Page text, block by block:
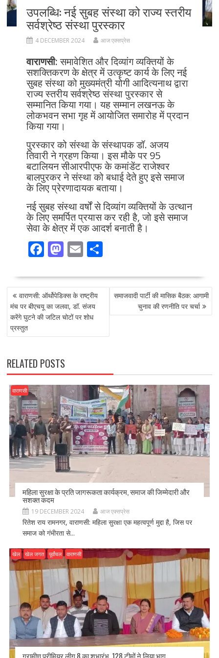
उपलब्धि: नई सुबह संस्था को राज्य स्तरीय
सर्वश्रेष्ठ संस्था पुरस्कार
4 DECEMBER 2024 आज एक्सप्रेस
वाराणसी:समावेशित और दिव्यांग व्यक्तियों के
सशक्तिकरण के क्षेत्र में उत्कृष्ट कार्य के लिए नई
सुबह संस्था को मुख्यमंत्री योगी आदित्यनाथ द्वारा
राज्य स्तरीय सर्वश्रेष्ठ संस्था पुरस्कार से
सम्मानित किया गया। यह सम्मान लखनऊ के
लोकभवन सभा गृह में आयोजित समारोह में प्रदान
किया गया।
पुरस्कार को संस्था के संस्थापक डॉ. अजय
तिवारी ने ग्रहण किया। इस मौके पर 95
बटालियन सीआरपीएफ के कमांडेंट राजेश्वर
बालपुरकर ने संस्था को बधाई देते हुए इसे समाज
के लिए प्रेरणादायक बताया।
नई सुबह संस्था वर्षों से दिव्यांग व्यक्तियों के उत्थान
के लिए समर्पित प्रयास कर रही है, जो इसे समाज
सेवा के क्षेत्र में एक आदर्श बनाती है।
F
e
b
o
k
M
to
d
o
E
ai
l
S
ar
POST
NAVIGATION
वाराणसी: ऑर्थोपेडिक्स के राष्ट्रीय
मंच पर बीएचयू का जलवा, डॉ. संजय
करेंगे घुटने की जटिल चोटों पर शोध
प्रस्तुत
समाजवादी पार्टी की मासिक बैठक: आगामी
चुनाव की रणनीति पर चर्चा
RELATED POSTS
वाराणसी
महिला सुरक्षा के प्रति जागरूकता कार्यक्रम, समाज की जिम्मेदारी और
सशक्त कदम
19 DECEMBER 2024 आज एक्सप्रेस
रितेश राय रामनगर, वाराणसी: महिला सुरक्षा एक महत्वपूर्ण मुद्दा है, जिस पर
समाज को गंभीरता से...
खेल खेल जगत पूर्वांचल वाराणसी
ग्रामीण प्रीमियर लीग 8 का शुभारंभ, 128 टीमों ने लिया भाग